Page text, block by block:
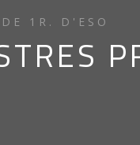
1R. D'ESO